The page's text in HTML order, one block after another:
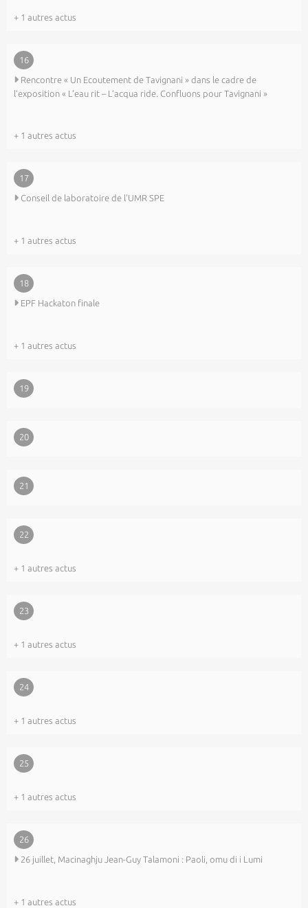
+ 1 autres actus
16
Rencontre « Un Ecoutement de Tavignani » dans le cadre de
l’exposition « L’eau rit – L’acqua ride. Confluons pour Tavignani »
+ 1 autres actus
17
Conseil de laboratoire de l'UMR SPE
+ 1 autres actus
18
EPF Hackaton finale
+ 1 autres actus
19
20
21
22
+ 1 autres actus
23
+ 1 autres actus
24
+ 1 autres actus
25
+ 1 autres actus
26
26 juillet, Macinaghju Jean-Guy Talamoni : Paoli, omu di i Lumi
+ 1 autres actus